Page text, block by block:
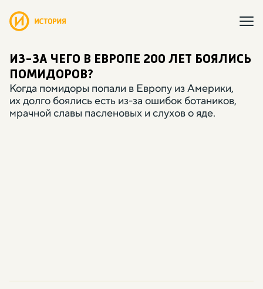
ИЗ-ЗА ЧЕГО В ЕВРОПЕ 200 ЛЕТ БОЯЛИСЬ
ПОМИДОРОВ?
Когда помидоры попали в Европу из Америки,
их долго боялись есть из-за ошибок ботаников,
мрачной славы пасленовых и слухов о яде.